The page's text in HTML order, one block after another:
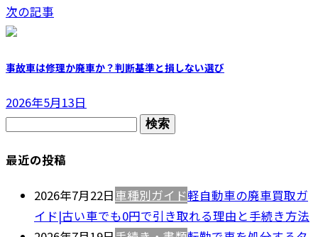
次の記事
事故車は修理か廃車か？判断基準と損しない選び
2026年5月13日
検
最近の投稿
2026年7月22日車種別ガイド軽自動車の廃車買取ガ
イド|古い車でも0円で引き取れる理由と手続き方法